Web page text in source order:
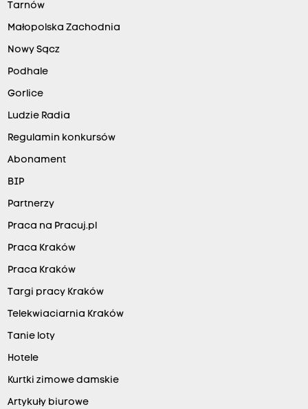
Tarnów
Małopolska Zachodnia
Nowy Sącz
Podhale
Gorlice
Ludzie Radia
Regulamin konkursów
Abonament
BIP
Partnerzy
Praca na Pracuj.pl
Praca Kraków
Praca Kraków
Targi pracy Kraków
Telekwiaciarnia Kraków
Tanie loty
Hotele
Kurtki zimowe damskie
Artykuły biurowe